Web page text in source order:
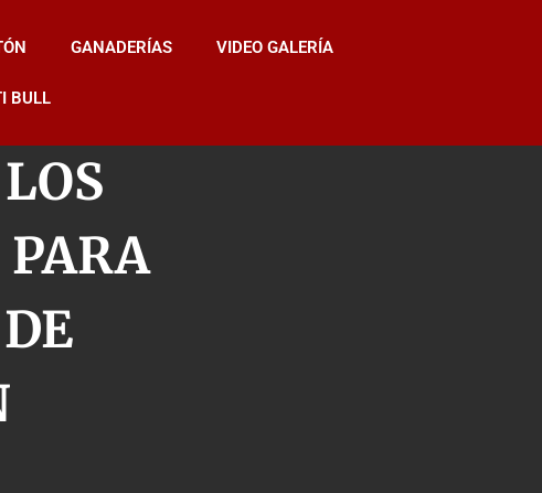
GANADERÍAS VIDEO GALERÍA
BULL
PARA